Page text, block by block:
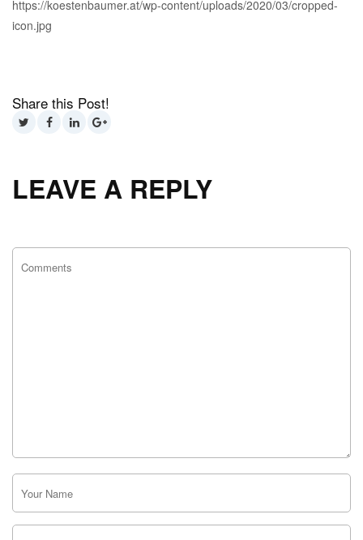
https://koestenbaumer.at/wp-content/uploads/2020/03/cropped-
icon.jpg
Share this Post!
LEAVE A REPLY